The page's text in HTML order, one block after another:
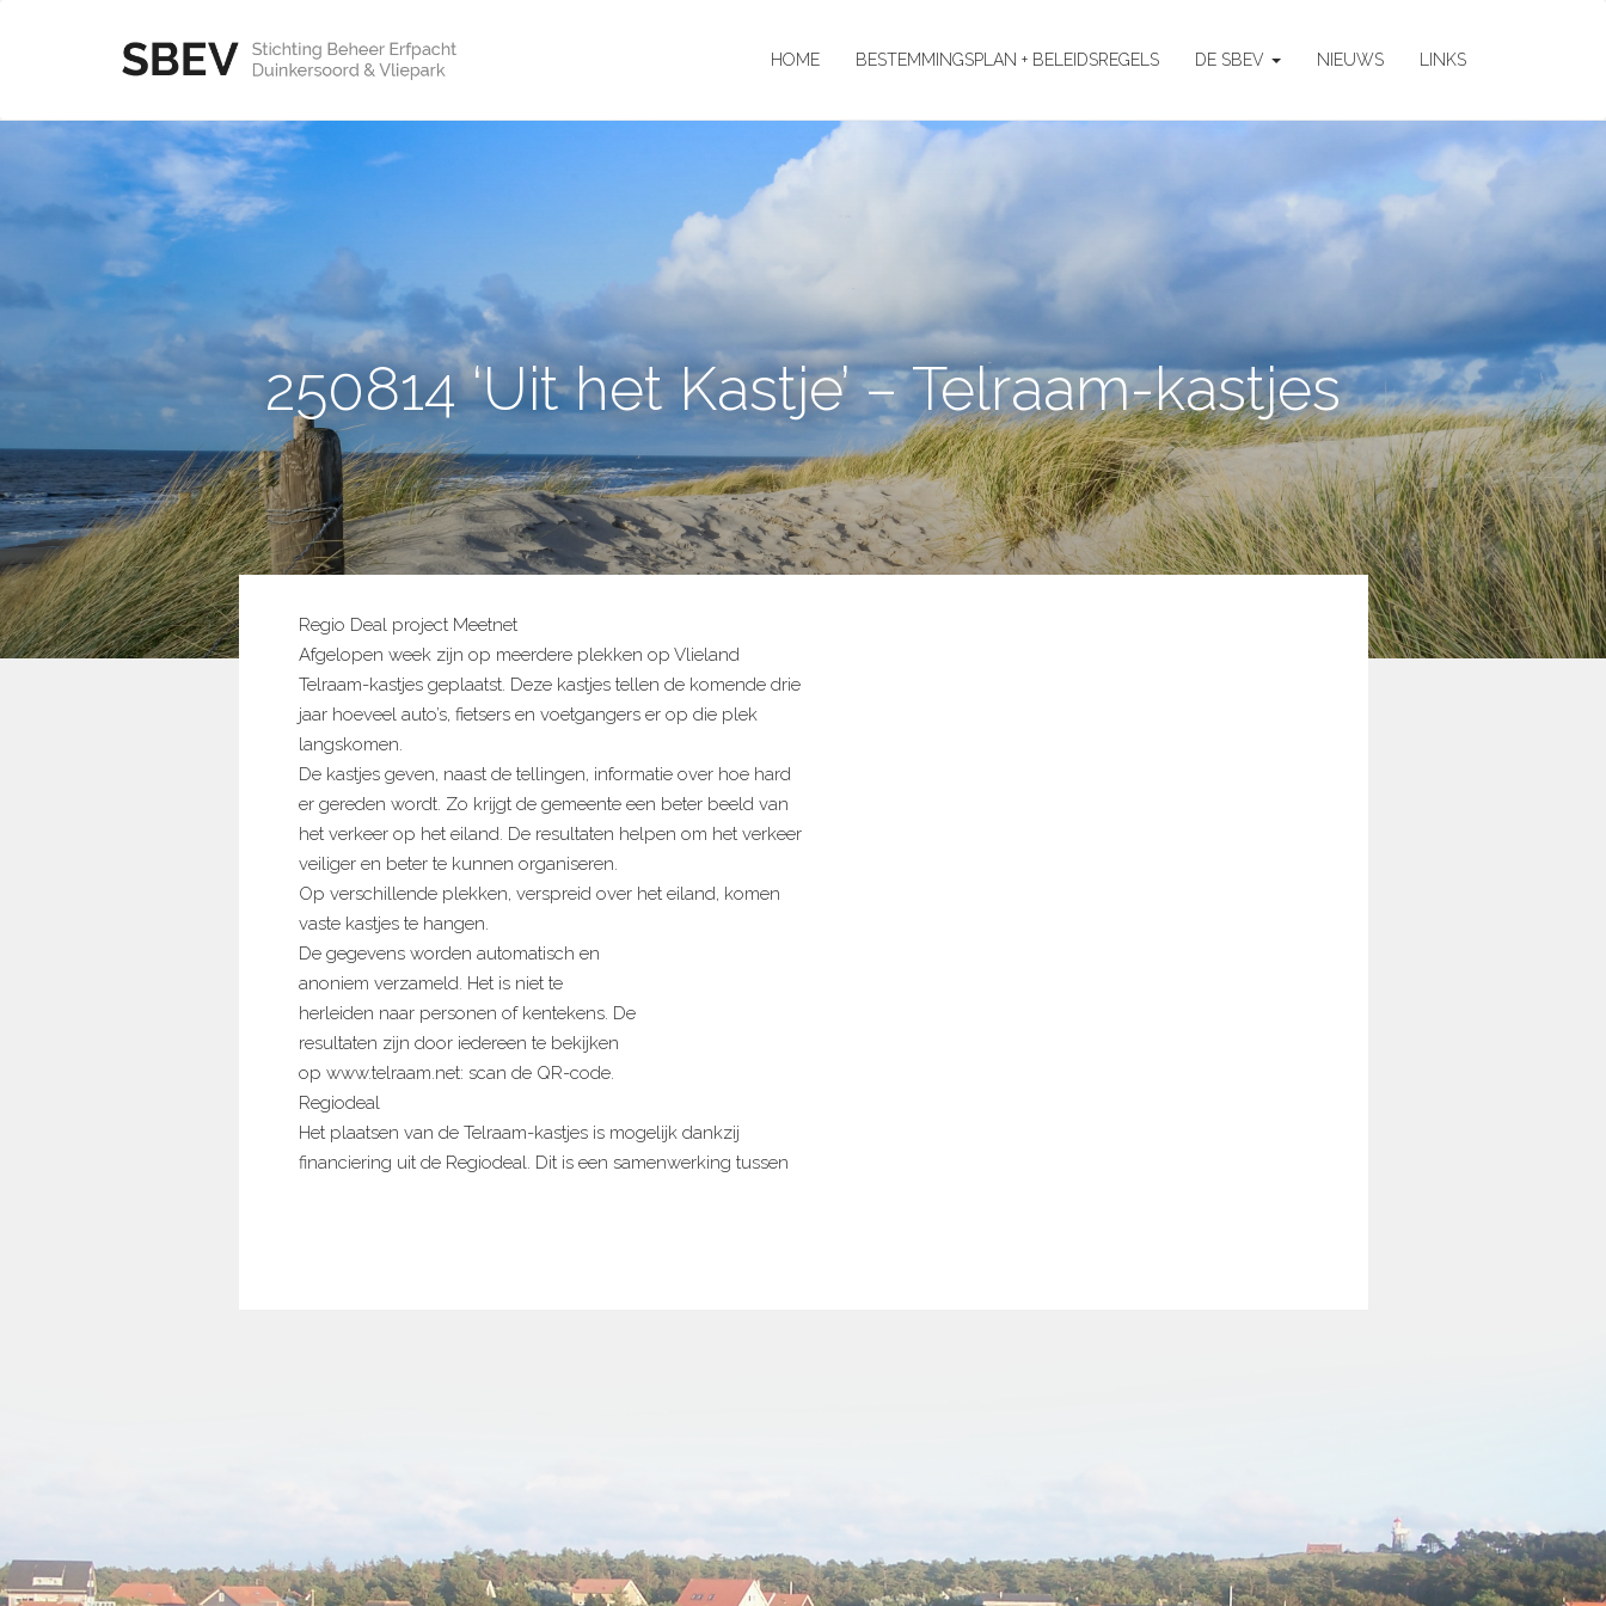
HOME BESTEMMINGSPLAN + BELEIDSREGELS DE SBEV NIEUWS LINKS
250814 ‘Uit het Kastje’ – Telraam-kastjes
Regio Deal project Meetnet
Afgelopen week zijn op meerdere plekken op Vlieland
Telraam-kastjes geplaatst. Deze kastjes tellen de komende drie
jaar hoeveel auto’s, fietsers en voetgangers er op die plek
langskomen.
De kastjes geven, naast de tellingen, informatie over hoe hard
er gereden wordt. Zo krijgt de gemeente een beter beeld van
het verkeer op het eiland. De resultaten helpen om het verkeer
veiliger en beter te kunnen organiseren.
Op verschillende plekken, verspreid over het eiland, komen
vaste kastjes te hangen.
De gegevens worden automatisch en
anoniem verzameld. Het is niet te
herleiden naar personen of kentekens. De
resultaten zijn door iedereen te bekijken
op www.telraam.net: scan de QR-code.
Regiodeal
Het plaatsen van de Telraam-kastjes is mogelijk dankzij
financiering uit de Regiodeal. Dit is een samenwerking tussen